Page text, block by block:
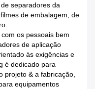
separadores da
de embalagem, de
os pessoais bem
de aplicação
às exigências e
é dedicado para
projeto & a fabricação,
equipamentos